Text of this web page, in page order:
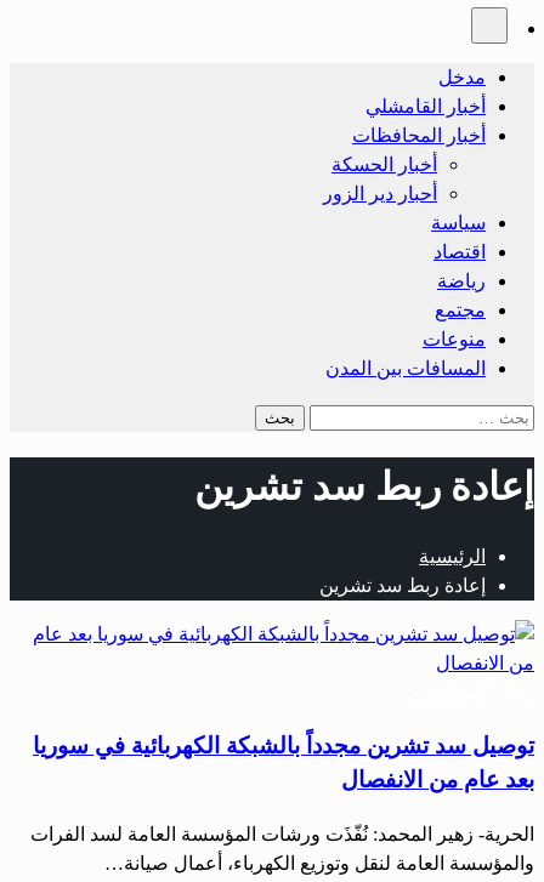
مدخل
أخبار القامشلي
أخبار المحافظات
أخبار الحسكة
أحبار دير الزور
سياسة
اقتصاد
رياضة
مجتمع
منوعات
المسافات بين المدن
البحث
إعادة ربط سد تشرين
الرئيسية
إعادة ربط سد تشرين
توصيل سد تشرين مجدداً بالشبكة الكهربائية في سوريا
بعد عام من الانفصال
الحرية- زهير المحمد: نُفّذَت ورشات المؤسسة العامة لسد الفرات
والمؤسسة العامة لنقل وتوزيع الكهرباء، أعمال صيانة…